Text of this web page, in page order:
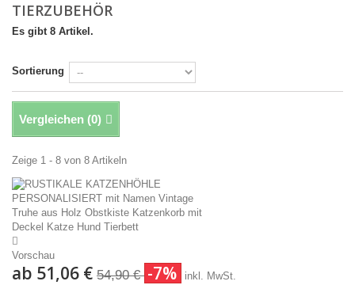
TIERZUBEHÖR
Es gibt 8 Artikel.
Sortierung
Vergleichen (0)
Zeige 1 - 8 von 8 Artikeln
Vorschau
ab 51,06 € 54,90 € -7% inkl. MwSt.